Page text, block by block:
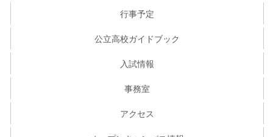
行事予定
公立高校ガイドブック
入試情報
事務室
アクセス